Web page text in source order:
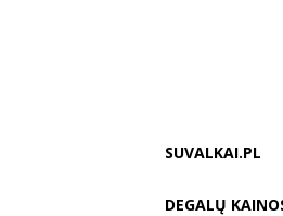
SUVALKAI.PL
DEGALŲ